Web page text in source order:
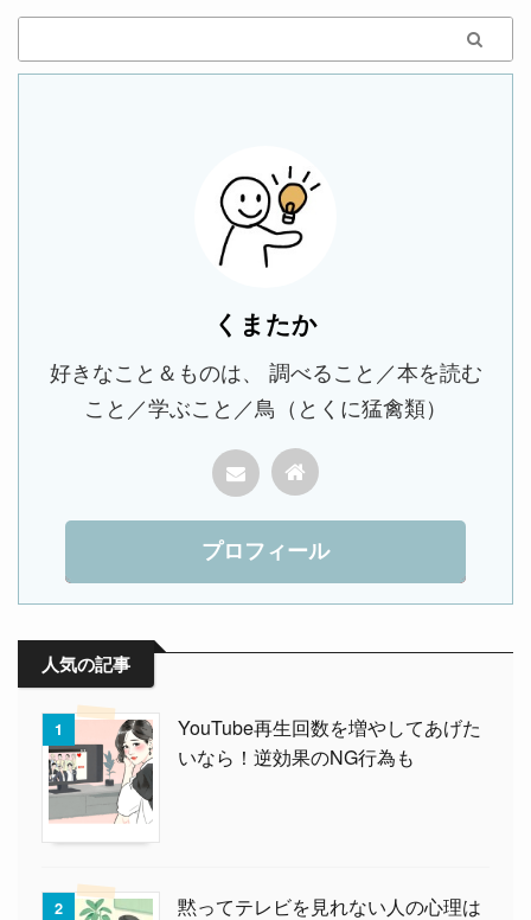
くまたか
好きなこと＆ものは、 調べること／本を読む
こと／学ぶこと／鳥（とくに猛禽類）
プロフィール
人気の記事
1
YouTube再生回数を増やしてあげた
いなら！逆効果のNG行為も
2
黙ってテレビを見れない人の心理は